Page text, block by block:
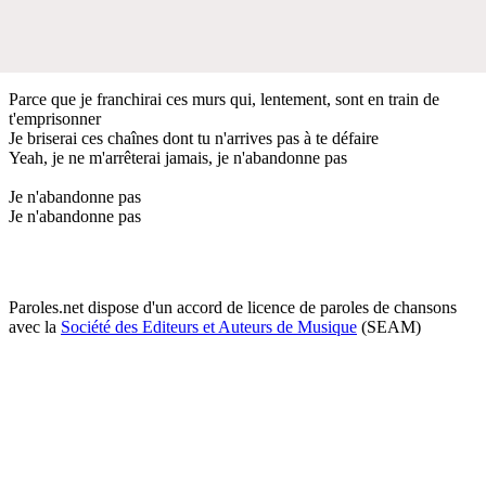
Parce que je franchirai ces murs qui, lentement, sont en train de
t'emprisonner
Je briserai ces chaînes dont tu n'arrives pas à te défaire
Yeah, je ne m'arrêterai jamais, je n'abandonne pas
Je n'abandonne pas
Je n'abandonne pas
Paroles.net dispose d'un accord de licence de paroles de chansons
avec la Société des Editeurs et Auteurs de Musique (SEAM)